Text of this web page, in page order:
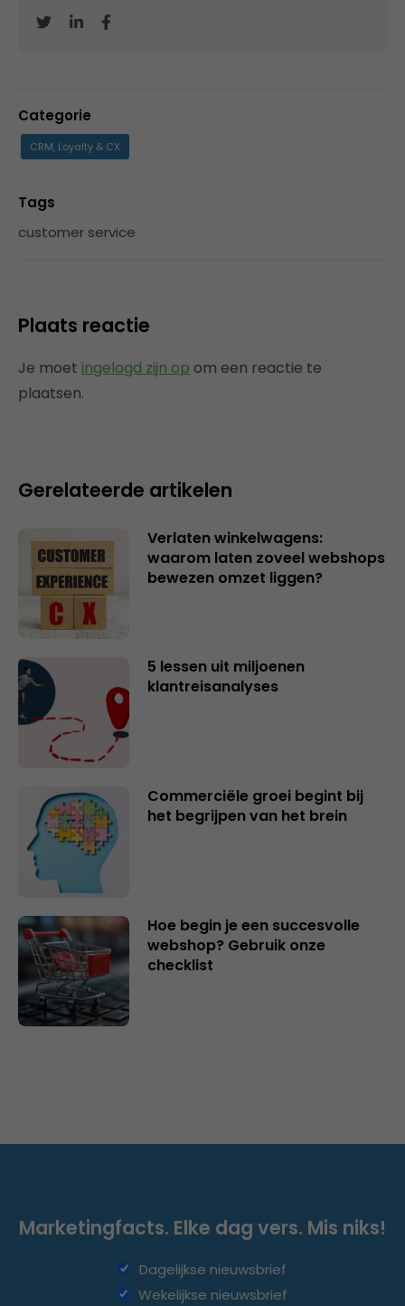
Categorie
CRM, Loyalty & CX
Tags
customer service
Plaats reactie
Je moet ingelogd zijn op om een reactie te
plaatsen.
Gerelateerde artikelen
Verlaten winkelwagens:
waarom laten zoveel webshops
bewezen omzet liggen?
5 lessen uit miljoenen
klantreisanalyses
Commerciële groei begint bij
het begrijpen van het brein
Hoe begin je een succesvolle
webshop? Gebruik onze
checklist
Marketingfacts. Elke dag vers. Mis niks!
Dagelijkse nieuwsbrief
Wekelijkse nieuwsbrief